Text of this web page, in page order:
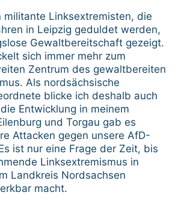
militante Linksextremisten, die
in Leipzig geduldet werden,
Gewaltbereitschaft gezeigt.
sich immer mehr zum
Zentrum des gewaltbereiten
Als nordsächsische
blicke ich deshalb auch
Entwicklung in meinem
und Torgau gab es
Attacken gegen unsere AfD-
ist nur eine Frage der Zeit, bis
Linksextremismus in
Landkreis Nordsachsen
macht.